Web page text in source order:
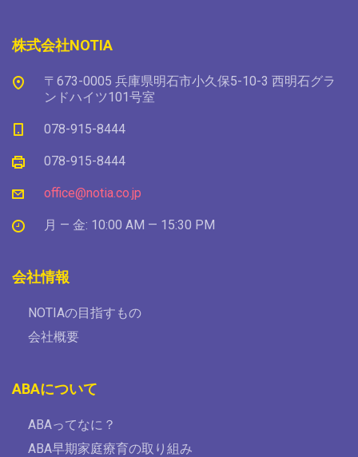
株式会社NOTIA
〒673-0005 兵庫県明石市小久保5-10-3 西明石グラ
ンドハイツ101号室
078-915-8444
078-915-8444
office@notia.co.jp
月 — 金: 10:00 AM — 15:30 PM
会社情報
NOTIAの目指すもの
会社概要
ABAについて
ABAってなに？
ABA早期家庭療育の取り組み